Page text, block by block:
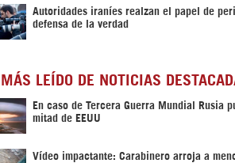
Autoridades iraníes realzan el papel de
defensa de la verdad
MÁS LEÍDO DE NOTICIAS
En caso de Tercera Guerra Mundial Rusia
mitad de EEUU
Vídeo impactante: Carabinero arroja a